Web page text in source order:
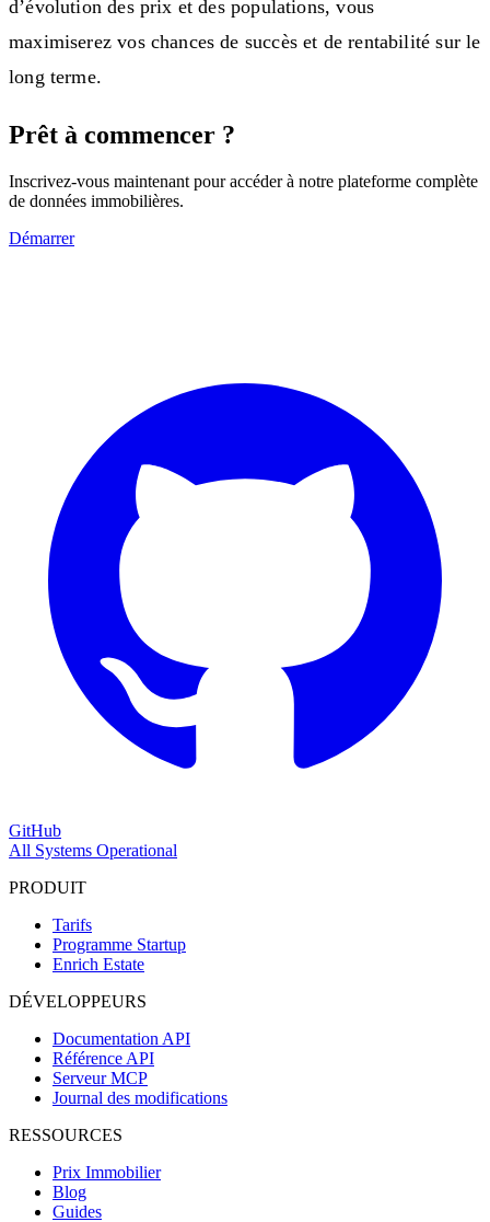
d’évolution des prix et des populations, vous
maximiserez vos chances de succès et de rentabilité sur le
long terme.
Prêt à commencer ?
Inscrivez-vous maintenant pour accéder à notre plateforme complète
de données immobilières.
Démarrer
GitHub
All Systems Operational
PRODUIT
Tarifs
Programme Startup
Enrich Estate
DÉVELOPPEURS
Documentation API
Référence API
Serveur MCP
Journal des modifications
RESSOURCES
Prix Immobilier
Blog
Guides